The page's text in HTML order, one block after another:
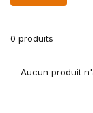
0 produits
Aucun produit